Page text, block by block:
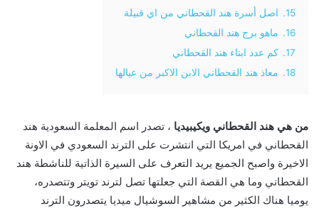
15.
اصل أسرة هند القحطاني من اي قبيلة
16.
ماهو برج هند القحطاني
17.
كم عدد ابناء هند القحطاني
18.
معاذ هند القحطاني الابن الاكبر من عيالها
من هي هند القحطاني ويكيبيديا ، تصدر اسم المعلمة السعودية هند
القحطاني في امريكا التي انتشرت على الترند السعودي في الاونة
الاخيرة واصبح الجميع يريد التعرف على السيرة الذاتية للناشطة هند
القحطاني وما هي القصة التي جعلتها تصل لترند تويتر وتتصدره،
يوميا هناك الكثير من مشاهير السوشيال ميديا يتصدرون الترند